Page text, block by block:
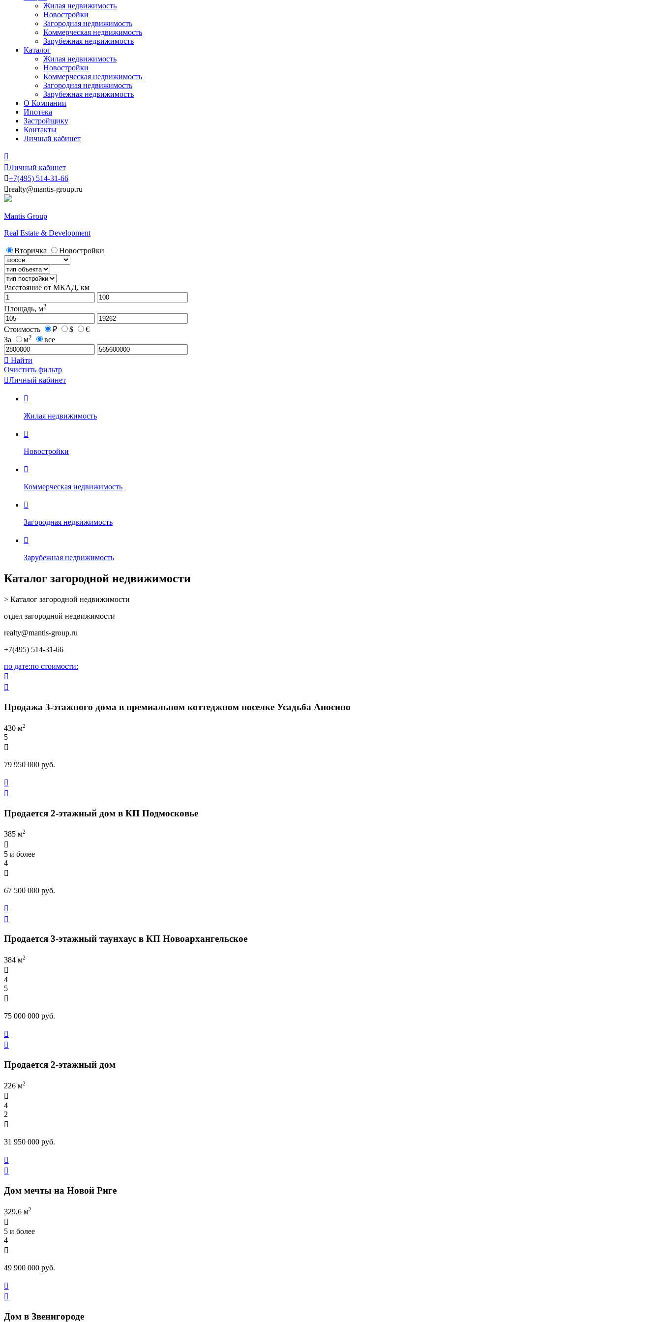
Жилая недвижимость
Новостройки
Загородная недвижимость
Коммерческая недвижимость
Зарубежная недвижимость
Каталог
Жилая недвижимость
Новостройки
Коммерческая недвижимость
Загородная недвижимость
Зарубежная недвижимость
О Компании
Ипотека
Застройщику
Контакты
Личный кабинет

Личный кабинет
+7(495) 514-31-66
realty@mantis-group.ru
Mantis Group
Real Estate & Development
Вторичка Новостройки
Расстояние от МКАД, км
Площадь, м2
Стоимость ₽ $
€
За
м2 все
 Найти
Очистить фильтр
Личный кабинет

Жилая недвижимость

Новостройки

Коммерческая недвижимость

Загородная недвижимость

Зарубежная недвижимость
Каталог загородной недвижимости
> Каталог загородной недвижимости
отдел загородной недвижимости
realty@mantis-group.ru
+7(495) 514-31-66
по дате:по стоимости:


Продажа 3-этажного дома в премиальном коттеджном поселке Усадьба Аносино
430 м2
5

79 950 000 руб.


Продается 2-этажный дом в КП Подмосковье
385 м2

5 и более
4

67 500 000 руб.


Продается 3-этажный таунхаус в КП Новоархангельское
384 м2

4
5

75 000 000 руб.


Продается 2-этажный дом
226 м2

4
2

31 950 000 руб.


Дом мечты на Новой Риге
329,6 м2

5 и более
4

49 900 000 руб.


Дом в Звенигороде